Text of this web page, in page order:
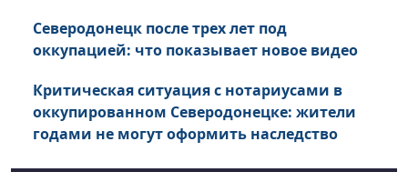
Северодонецк после трех лет под
оккупацией: что показывает новое видео
Критическая ситуация с нотариусами в
оккупированном Северодонецке: жители
годами не могут оформить наследство